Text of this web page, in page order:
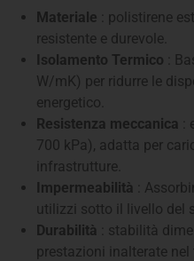
Materiale : polistirene
resistente e durevole.
Isolamento Termico :
W/mK) per ridurre le
energetico.
Resistenza meccanica
:
700 kPa), adatta per
infrastrutture.
Impermeabilità
:
utilizzi sotto il livello del
Durabilità
: stabilità
prestazioni inalterate nel